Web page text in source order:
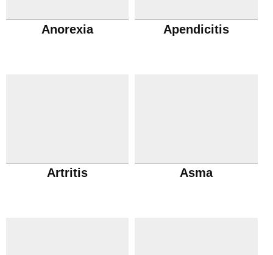
Anorexia Apendicitis
Artritis Asma